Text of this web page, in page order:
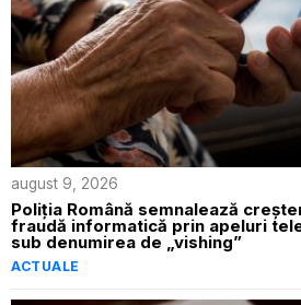
august 9, 2026
Poliția Română semnalează
fraudă informatică prin apeluri
sub denumirea de „vishing”
ACTUALE